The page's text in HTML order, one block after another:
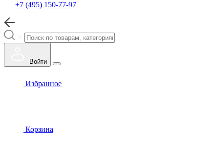
+7 (495) 150-77-97
Войти
Избранное
Корзина